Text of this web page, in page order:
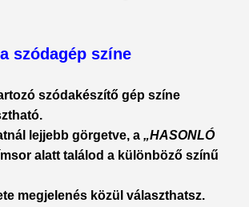
szódagép színe
szódakészítő gép színe
.
lejjebb görgetve, a „HASONLÓ
alatt találod a különböző színű
megjelenés közül választhatsz.